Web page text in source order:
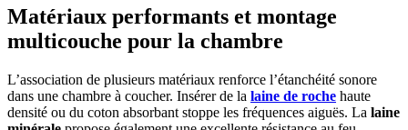
Matériaux performants et montage
multicouche pour la chambre
L’association de plusieurs matériaux renforce l’étanchéité sonore
dans une chambre à coucher. Insérer de la laine de roche haute
densité ou du coton absorbant stoppe les fréquences aiguës. La laine